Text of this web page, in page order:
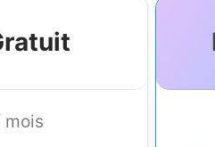
mois